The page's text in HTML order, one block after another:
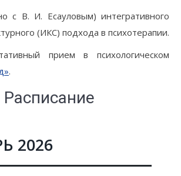
с В. И. Есауловым) интегративного
(ИКС) подхода в психотерапии.
прием в психологическом
.
Расписание
2026